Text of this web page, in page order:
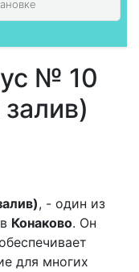
№ 10
, - один из
Конаково. Он
для многих